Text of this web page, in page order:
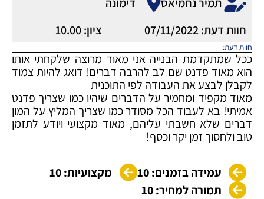
חוות דעת: 07/11/2022
ציון: 10.00
חוות דעת:
ככל שמתקדמת הבנייה אני מאוד מרוצה שלקחתי אותו
הוא מאוד פדנט שם לב להרבה דברים! דואג להיות צמוד
לקבלן לבצע את העבודה לפי התוכנית
מאוד מקפיד ומחמיר על הדברים שיהיו כמו שצריך פדנט
אמיתי! בא לעבוד הכל מסודר כמו שצריך המליץ על המון
דברים שלא חשבתי עליהם, מאוד מקצועי ויודע לתזמן
טוב ולחסוך זמן יקר וכסף!
עמידה בזמנים: 10
מקצועיות: 10
תמורה למחיר: 10